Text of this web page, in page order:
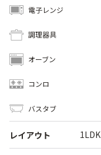
電子レンジ
調理器具
オーブン
コンロ
バスタブ
レイアウト 1LDK